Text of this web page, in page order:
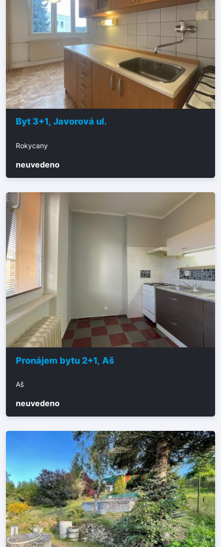
Byt 3+1, Javorová ul.
Rokycany
neuvedeno
Pronájem bytu 2+1, Aš
Aš
neuvedeno